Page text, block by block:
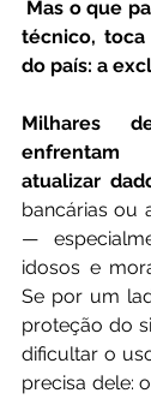
Mas o que
técnico,
do país: a
Milhares
atualizar
bancárias ou
—
idosos e
Se por um
proteção do
dificultar o
precisa dele: